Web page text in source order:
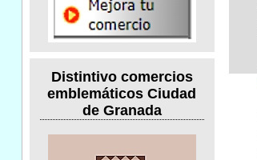
Distintivo comercios
emblemáticos Ciudad
de Granada